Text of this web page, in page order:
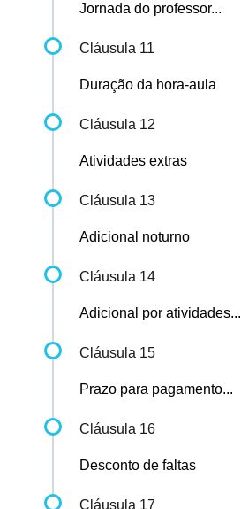
Jornada do professor...
Cláusula 11
Duração da hora-aula
Cláusula 12
Atividades extras
Cláusula 13
Adicional noturno
Cláusula 14
Adicional por atividades...
Cláusula 15
Prazo para pagamento...
Cláusula 16
Desconto de faltas
Cláusula 17